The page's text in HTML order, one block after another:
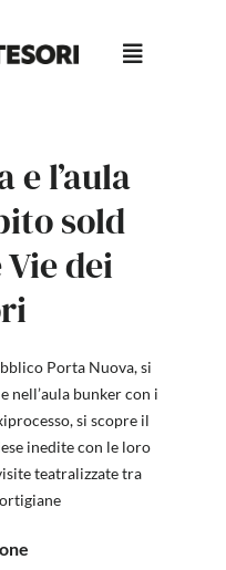
e l’aula
sold
dei
Porta Nuova, si
nell’aula bunker con i
si scopre il
inedite con le loro
teatralizzate tra